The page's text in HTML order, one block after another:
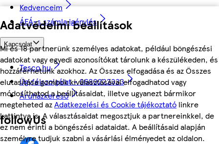
Adatvédelmi beállítások
Mi és 18 partnerünk személyes adatokat, például böngészési
adatokat vagy egyedi azonosítókat tárolunk a készülékeden, és
hozzáférhetünk azokhoz. Az Összes elfogadása és az Összes
elutasítása gombok kiválasztásával elfogadhatod vagy
módosíthatod a beállításaidat, illetve ugyanezt bármikor
megteheted azAdatkezelési és Cookie tájékoztató linkre
kattintva is. A választásaidat megosztjuk a partnereinkkel, de
ez nem érinti a böngészési adataidat. A beállításaid alapján
személyre tudjuk szabni a vásárlási élményedet az oldalon.
Kedvenceim
ÁFÁ-s számla igénylés
Kapcsolat
Tesco.hu
Ügyfélszolgálat - 0680222333
Áruházkereső
followUs